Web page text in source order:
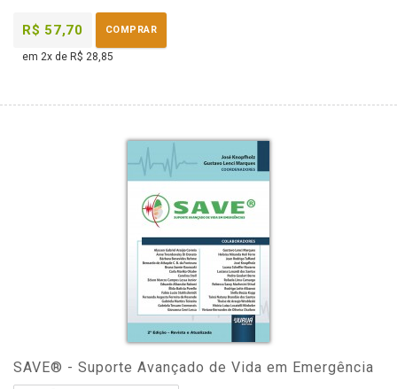
R$ 57,70 COMPRAR
em 2x de R$ 28,85
SAVE® - Suporte Avançado de Vida em Emergência